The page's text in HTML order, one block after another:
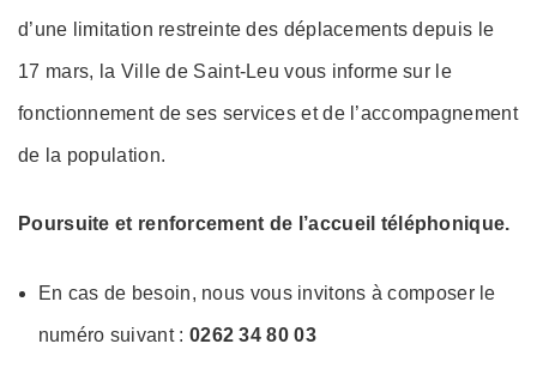
d’une limitation restreinte des déplacements depuis le
17 mars, la Ville de Saint-Leu vous informe sur le
fonctionnement de ses services et de l’accompagnement
de la population.
Poursuite et renforcement de l’accueil téléphonique.
En cas de besoin, nous vous invitons à composer le
numéro suivant : 0262 34 80 03